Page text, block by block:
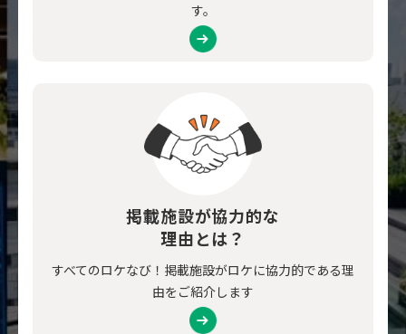
す。
掲載施設が協力的な
理由とは？
すべてのロケなび！掲載施設がロケに協力的である理
由をご紹介します